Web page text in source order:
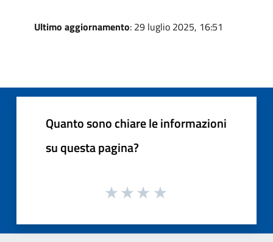
Ultimo aggiornamento: 29 luglio 2025, 16:51
Quanto sono chiare le informazioni
su questa pagina?